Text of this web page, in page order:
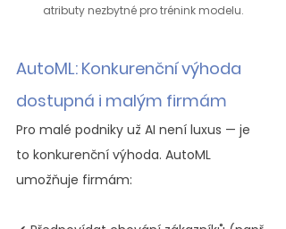
atributy nezbytné pro trénink modelu.
AutoML: Konkurenční výhoda
dostupná i malým firmám
Pro malé podniky už AI není luxus — je
to konkurenční výhoda. AutoML
umožňuje firmám: